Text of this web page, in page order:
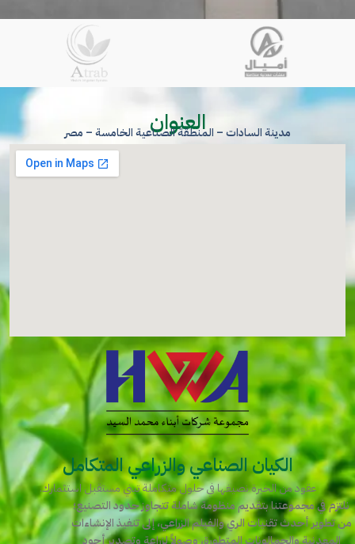
العنوان
مدينة السادات – المنطقة الصناعية الخامسة – مصر
الكيان الصناعي والزراعي المتكامل
عقود من الخبرة نصيغها في حلول متكاملة تبني مستقبل استثمارك.
نلتزم في مجموعتنا بتقديم منظومة شاملة تتجاوز حدود التصنيع؛
من تطوير أحدث تقنيات الري والفيلم الزراعي، إلى تنفيذ الإنشاءات
المعدنية والجمالونات المتطورة، وصولاً لزراعة وتصدير أجود